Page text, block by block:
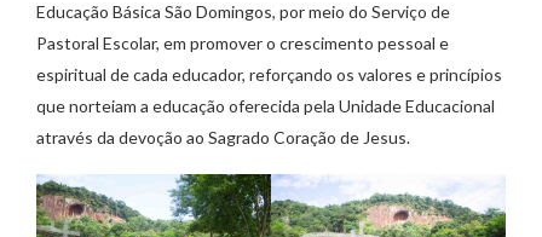
Educação Básica São Domingos, por meio do Serviço de
Pastoral Escolar, em promover o crescimento pessoal e
espiritual de cada educador, reforçando os valores e princípios
que norteiam a educação oferecida pela Unidade Educacional
através da devoção ao Sagrado Coração de Jesus.